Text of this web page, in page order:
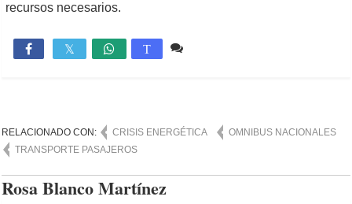
recursos necesarios.
 T
RELACIONADO CON: CRISIS ENERGÉTICA
OMNIBUS NACIONALES
TRANSPORTE PASAJEROS
Rosa Blanco Martínez